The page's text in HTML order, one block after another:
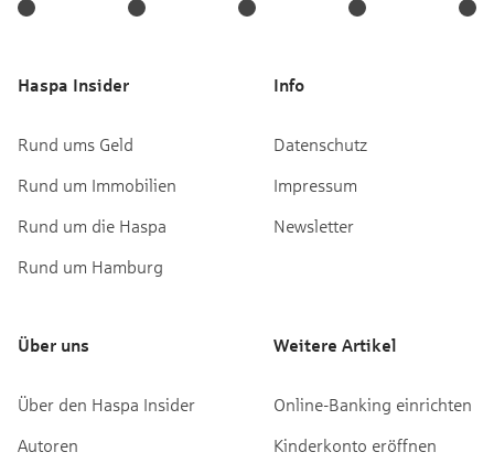
Haspa Insider
Rund ums Geld
Rund um Immobilien
Rund um die Haspa
Rund um Hamburg
Info
Datenschutz
Impressum
Newsletter
Über uns
Über den Haspa Insider
Autoren
Weitere Artikel
Online-Banking einrichten
Kinderkonto eröffnen